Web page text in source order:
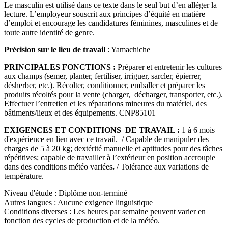
Le masculin est utilisé dans ce texte dans le seul but d’en alléger la
lecture. L’employeur souscrit aux principes d’équité en matière
d’emploi et encourage les candidatures féminines, masculines et de
toute autre identité de genre.
Précision sur le lieu de travail : Yamachiche
PRINCIPALES FONCTIONS : Préparer et entretenir les cultures
aux champs (semer, planter, fertiliser, irriguer, sarcler, épierrer,
désherber, etc.). Récolter, conditionner, emballer et préparer les
produits récoltés pour la vente (charger, décharger, transporter, etc.).
Effectuer l’entretien et les réparations mineures du matériel, des
bâtiments/lieux et des équipements. CNP85101
EXIGENCES ET CONDITIONS DE TRAVAIL : 1 à 6 mois
d'expérience en lien avec ce travail. / Capable de manipuler des
charges de 5 à 20 kg; dextérité manuelle et aptitudes pour des tâches
répétitives; capable de travailler à l’extérieur en position accroupie
dans des conditions météo variées. / Tolérance aux variations de
température.
Niveau d'étude : Diplôme non-terminé
Autres langues : Aucune exigence linguistique
Conditions diverses : Les heures par semaine peuvent varier en
fonction des cycles de production et de la météo.